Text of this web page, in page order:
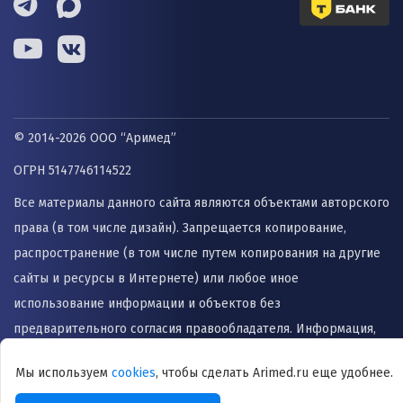
© 2014-2026 ООО “Аримед”
ОГРН 5147746114522
Все материалы данного сайта являются объектами авторского
права (в том числе дизайн). Запрещается копирование,
распространение (в том числе путем копирования на другие
сайты и ресурсы в Интернете) или любое иное
использование информации и объектов без
предварительного согласия правообладателя. Информация,
может быть использована для назначения лечения и
Мы используем cookies, чтобы сделать Arimed.ru еще удобнее.